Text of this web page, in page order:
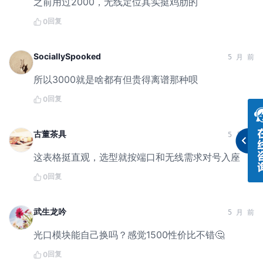
0回复
SociallySpooked 5 月 前
所以3000就是啥都有但贵得离谱那种呗
0回复
古董茶具 5 月 前
这表格挺直观，选型就按端口和无线需求对号入座
0回复
武生龙吟 5 月 前
光口模块能自己换吗？感觉1500性价比不错🤔
0回复